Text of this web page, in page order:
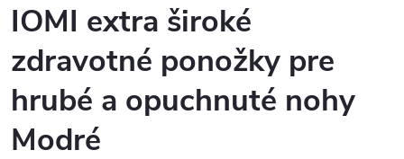
IOMI extra široké
zdravotné ponožky pre
hrubé a opuchnuté nohy
Modré